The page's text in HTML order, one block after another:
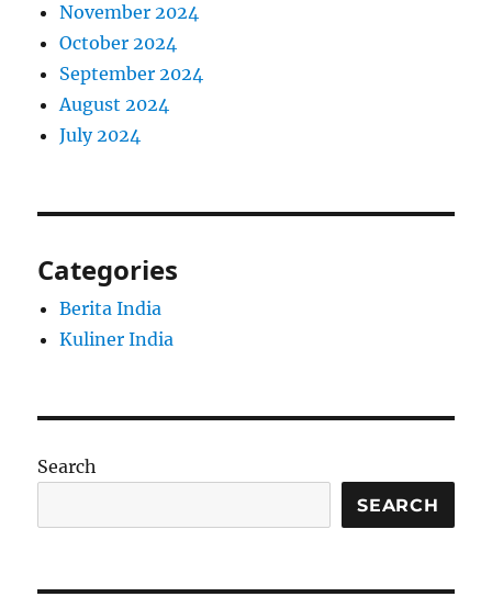
November 2024
October 2024
September 2024
August 2024
July 2024
Categories
Berita India
Kuliner India
Search
SEARCH